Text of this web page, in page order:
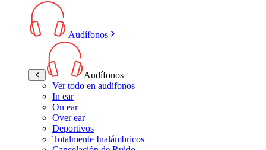
Audífonos
Audífonos
Ver todo en audífonos
In ear
On ear
Over ear
Deportivos
Totalmente Inalámbricos